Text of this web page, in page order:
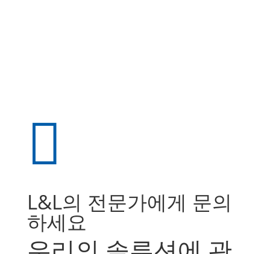
L&L의 전문가에게 문의
하세요